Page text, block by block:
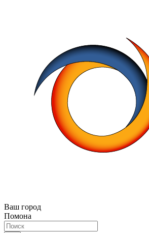
Ваш город
Помона